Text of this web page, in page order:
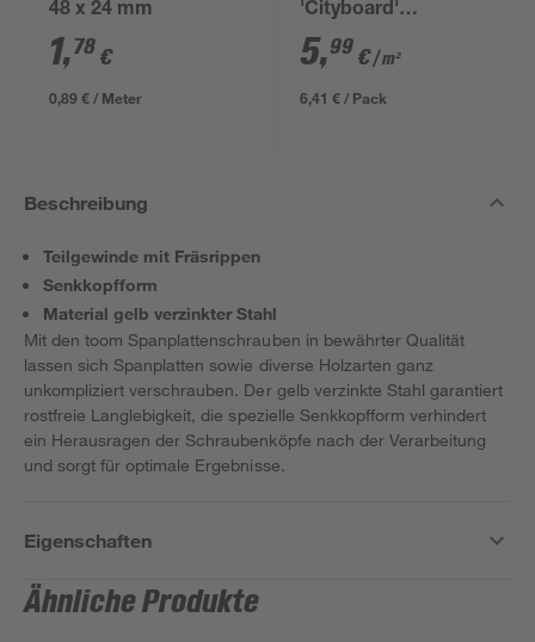
48 x 24 mm
1,78 €
0,89 € / Meter
'Cityboard'
ungeschliffen 1690 x
634 x 12 mm
5,99 €/ m²
6,41 € / Pack
Beschreibung
Teilgewinde mit Fräsrippen
Senkkopfform
Material gelb verzinkter Stahl
Mit den toom Spanplattenschrauben in bewährter Qualität
lassen sich Spanplatten sowie diverse Holzarten ganz
unkompliziert verschrauben. Der gelb verzinkte Stahl garantiert
rostfreie Langlebigkeit, die spezielle Senkkopfform verhindert
ein Herausragen der Schraubenköpfe nach der Verarbeitung
und sorgt für optimale Ergebnisse.
Eigenschaften
Ähnliche Produkte